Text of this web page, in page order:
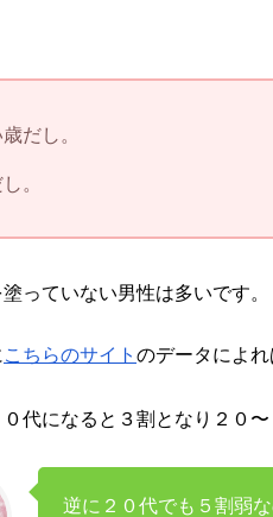
だし。
。
っていない男性は多いです。
こちらのサイト のデータによれ
代になると３割となり２０
逆に２０代でも５割弱